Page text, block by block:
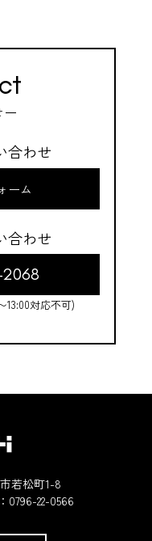
合わせ
ーム
合わせ
13:00対応不可)
若松町1-8
0796-22-0566